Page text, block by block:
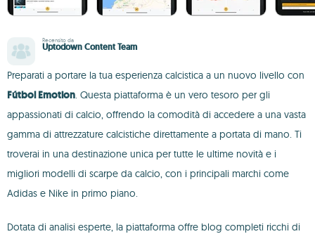
Recensito da
Uptodown Content Team
Preparati a portare la tua esperienza calcistica a un nuovo livello con
Fútbol Emotion. Questa piattaforma è un vero tesoro per gli
appassionati di calcio, offrendo la comodità di accedere a una vasta
gamma di attrezzature calcistiche direttamente a portata di mano. Ti
troverai in una destinazione unica per tutte le ultime novità e i
migliori modelli di scarpe da calcio, con i principali marchi come
Adidas e Nike in primo piano.
Dotata di analisi esperte, la piattaforma offre blog completi ricchi di